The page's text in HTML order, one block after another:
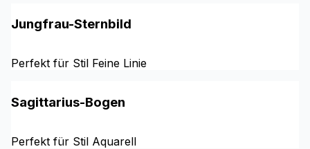
Jungfrau-Sternbild
Perfekt für Stil Feine Linie
Sagittarius-Bogen
Perfekt für Stil Aquarell